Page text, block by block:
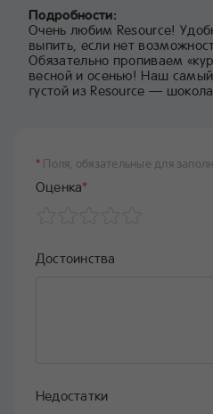
Подробности:
Очень любим Resource!
выпить, если нет
Обязательно пропиваем
весной и осенью! Наш
густой из Resource —
* Поля, обязательные для
Оценка*
Достоинства
Недостатки